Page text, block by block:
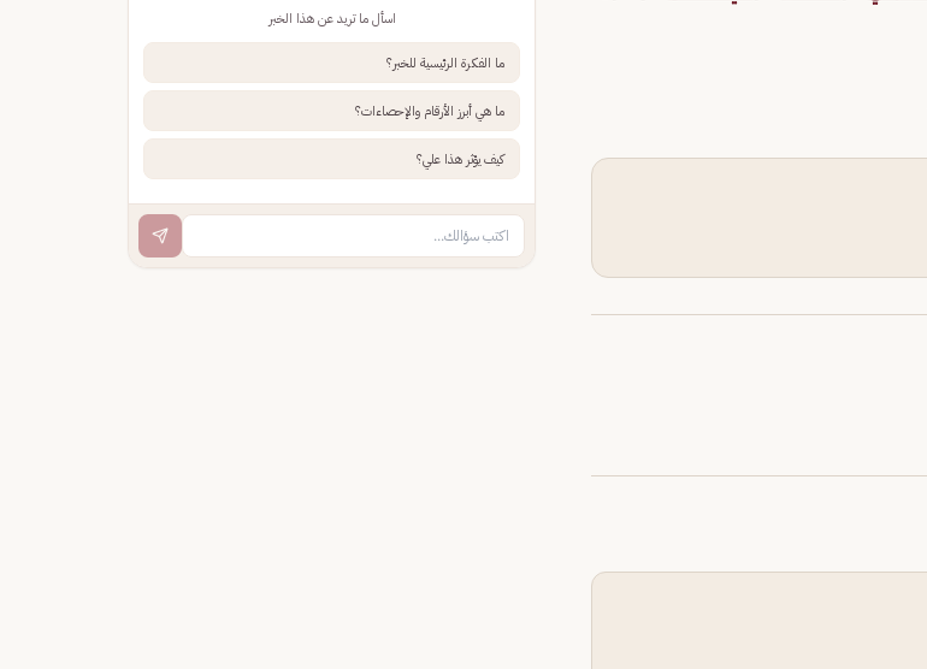
اسأل ما تريد عن هذا الخبر
ما الفكرة الرئيسية للخبر؟
ما هي أبرز الأرقام والإحصاءات؟
كيف يؤثر هذا علي؟